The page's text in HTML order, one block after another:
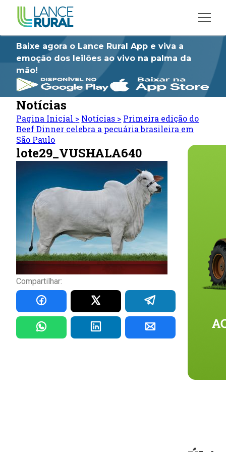
Baixe agora o Lance Rural App e viva a
emoção dos leilões ao vivo na palma da
mão!
Notícias
Pagina Inicial > Notícias > Primeira edição do
Beef Dinner celebra a pecuária brasileira em
São Paulo
lote29_VUSHALA640
Compartilhar: